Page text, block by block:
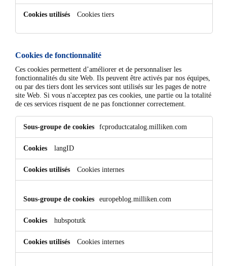
Cookies tiers
Cookies de fonctionnalité
Ces cookies permettent d’améliorer et de personnaliser les
fonctionnalités du site Web. Ils peuvent être activés par nos équipes,
ou par des tiers dont les services sont utilisés sur les pages de notre
site Web. Si vous n'acceptez pas ces cookies, une partie ou la totalité
de ces services risquent de ne pas fonctionner correctement.
Cookies
fonctionnalité
fcproductcatalog.milliken.com
langID
Cookies internes
europeblog.milliken.com
hubspotutk
Cookies internes